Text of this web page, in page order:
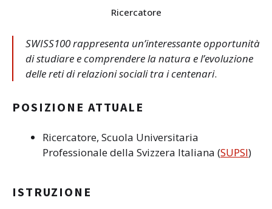
Ricercatore
SWISS100 rappresenta un’interessante opportunità
di studiare e comprendere la natura e l’evoluzione
delle reti di relazioni sociali tra i centenari.
POSIZIONE ATTUALE
Ricercatore, Scuola Universitaria
Professionale della Svizzera Italiana (SUPSI)
ISTRUZIONE